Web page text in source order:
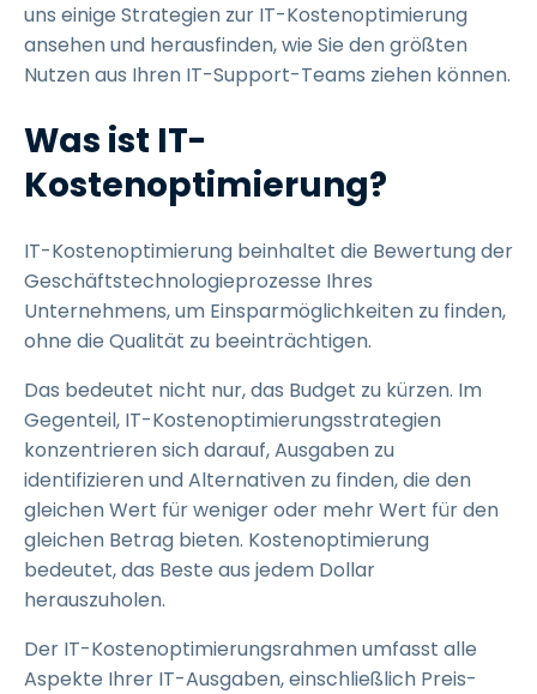
uns einige Strategien zur IT-Kostenoptimierung
ansehen und herausfinden, wie Sie den größten
Nutzen aus Ihren IT-Support-Teams ziehen können.
Was ist IT-
Kostenoptimierung?
IT-Kostenoptimierung beinhaltet die Bewertung der
Geschäftstechnologieprozesse Ihres
Unternehmens, um Einsparmöglichkeiten zu finden,
ohne die Qualität zu beeinträchtigen.
Das bedeutet nicht nur, das Budget zu kürzen. Im
Gegenteil, IT-Kostenoptimierungsstrategien
konzentrieren sich darauf, Ausgaben zu
identifizieren und Alternativen zu finden, die den
gleichen Wert für weniger oder mehr Wert für den
gleichen Betrag bieten. Kostenoptimierung
bedeutet, das Beste aus jedem Dollar
herauszuholen.
Der IT-Kostenoptimierungsrahmen umfasst alle
Aspekte Ihrer IT-Ausgaben, einschließlich Preis-